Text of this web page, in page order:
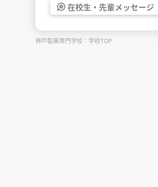
在校生・ 先輩メッセージ
神戸製菓専門学校：学校TOP